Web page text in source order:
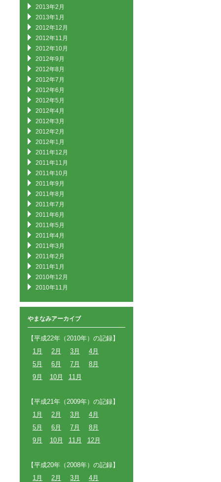
2013年2月
2013年1月
2012年12月
2012年11月
2012年10月
2012年9月
2012年8月
2012年7月
2012年6月
2012年5月
2012年4月
2012年3月
2012年2月
2012年1月
2011年12月
2011年11月
2011年10月
2011年9月
2011年8月
2011年7月
2011年6月
2011年5月
2011年4月
2011年3月
2011年2月
2011年1月
2010年12月
2010年11月
やまなみアーカイブ
【平成22年（2010年）の記録】
1月
2月 3月
4月
5月
6月 7月
8月
9月
10月 11月
【平成21年（2009年）の記録】
1月
2月 3月
4月
5月
6月 7月
8月
9月
10月 11月 12月
【平成20年（2008年）の記録】
1月
2月 3月
4月